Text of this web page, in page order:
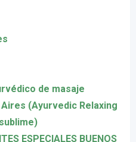
de masaje
(Ayurvedic Relaxing
ESPECIALES BUENOS